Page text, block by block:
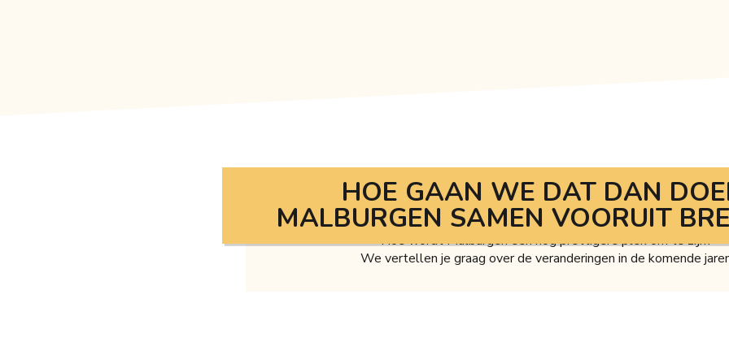
HOE GAAN WE DAT DAN
MALBURGEN SAMEN VOORUIT
Hoe wordt Malburgen een nog prettigere plek om te zijn?
We vertellen je graag over de veranderingen in de komende